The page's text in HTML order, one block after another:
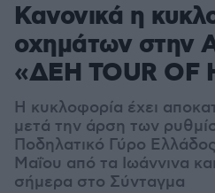
Κανονικά η
οχημάτων στην
«ΔΕΗ TOUR OF
Η κυκλοφορία έχει
μετά την άρση των
Ποδηλατικό Γύρο
Μαΐου από τα Ιωάννινα
σήμερα στο Σύνταγμα